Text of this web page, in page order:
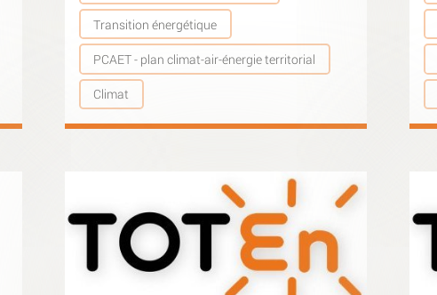
Transition énergétique
PCAET - plan climat-air-énergie territorial
Climat